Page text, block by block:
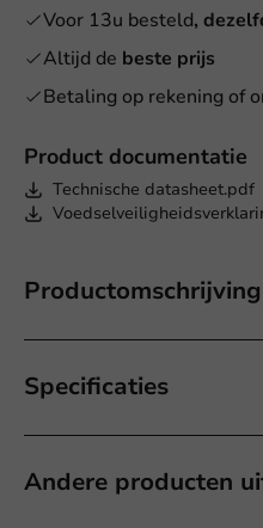
Product documentatie
Technische datasheet.pdf
Productomschrijving
Specificaties
Andere producten
Voor 13u besteld,
Altijd de beste prijs
Betaling op rekening of